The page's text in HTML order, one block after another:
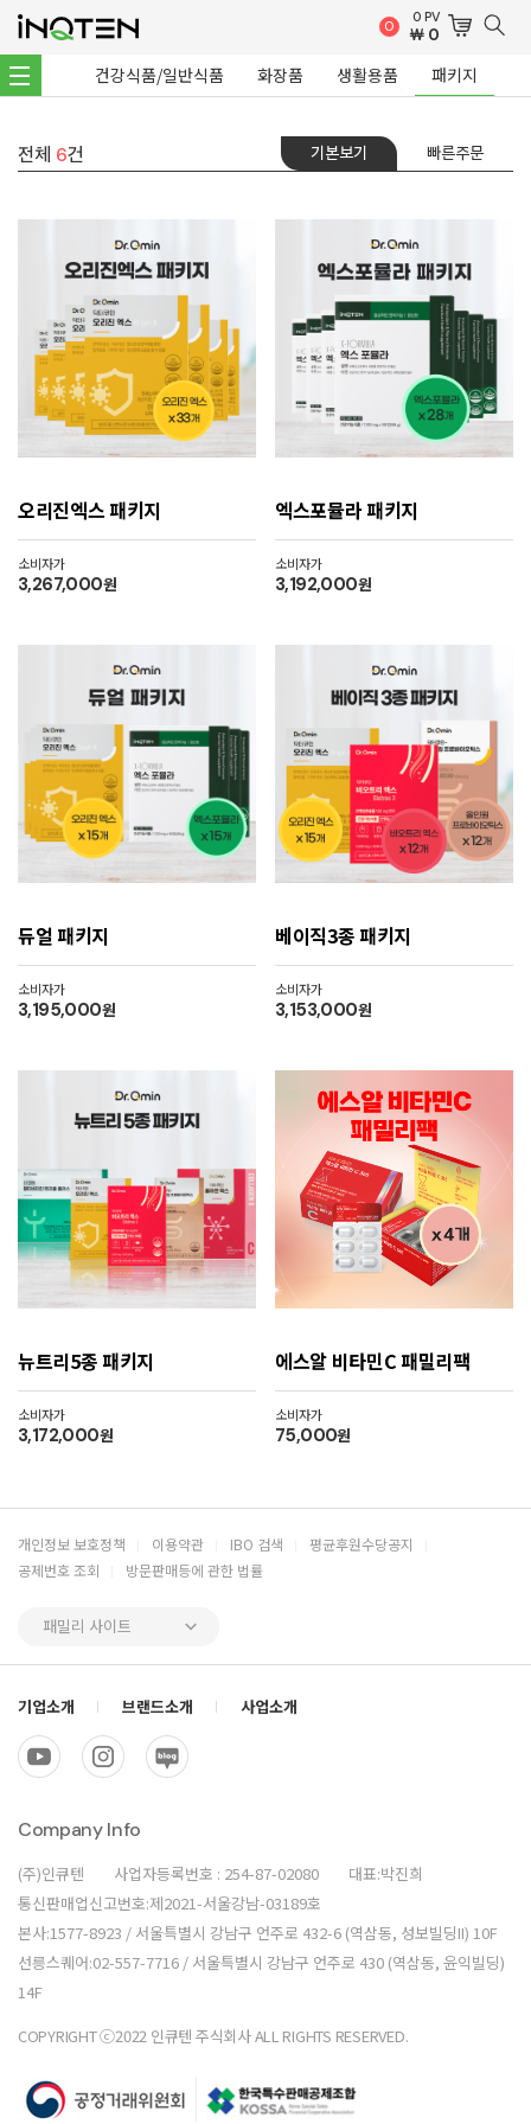
건강식품/일반식품 화장품 생활용품 패키지
0 0 PV
￦ 0
전체 6건 기본보기 빠른주문
오리진엑스 패키지
소비자가
3,267,000원
엑스포뮬라 패키지
소비자가
3,192,000원
듀얼 패키지
소비자가
3,195,000원
베이직3종 패키지
소비자가
3,153,000원
뉴트리5종 패키지
소비자가
3,172,000원
에스알 비타민C 패밀리팩
소비자가
75,000원
개인정보 보호정책 이용약관 IBO 검색
평균후원수당공지
공제번호 조회
방문판매등에 관한 법률
패밀리 사이트
기업소개 브랜드소개 사업소개
Company Info
(주)인큐텐 사업자등록번호 : 254-87-02080
대표:박진희
통신판매업신고번호:제2021-서울강남-03189호
본사:1577-8923 / 서울특별시 강남구 언주로 432-6 (역삼동, 성보빌딩II) 10F
선릉스퀘어:02-557-7716 / 서울특별시 강남구 언주로 430 (역삼동, 윤익빌딩)
14F
COPYRIGHT ⓒ2022 인큐텐 주식회사 ALL RIGHTS RESERVED.